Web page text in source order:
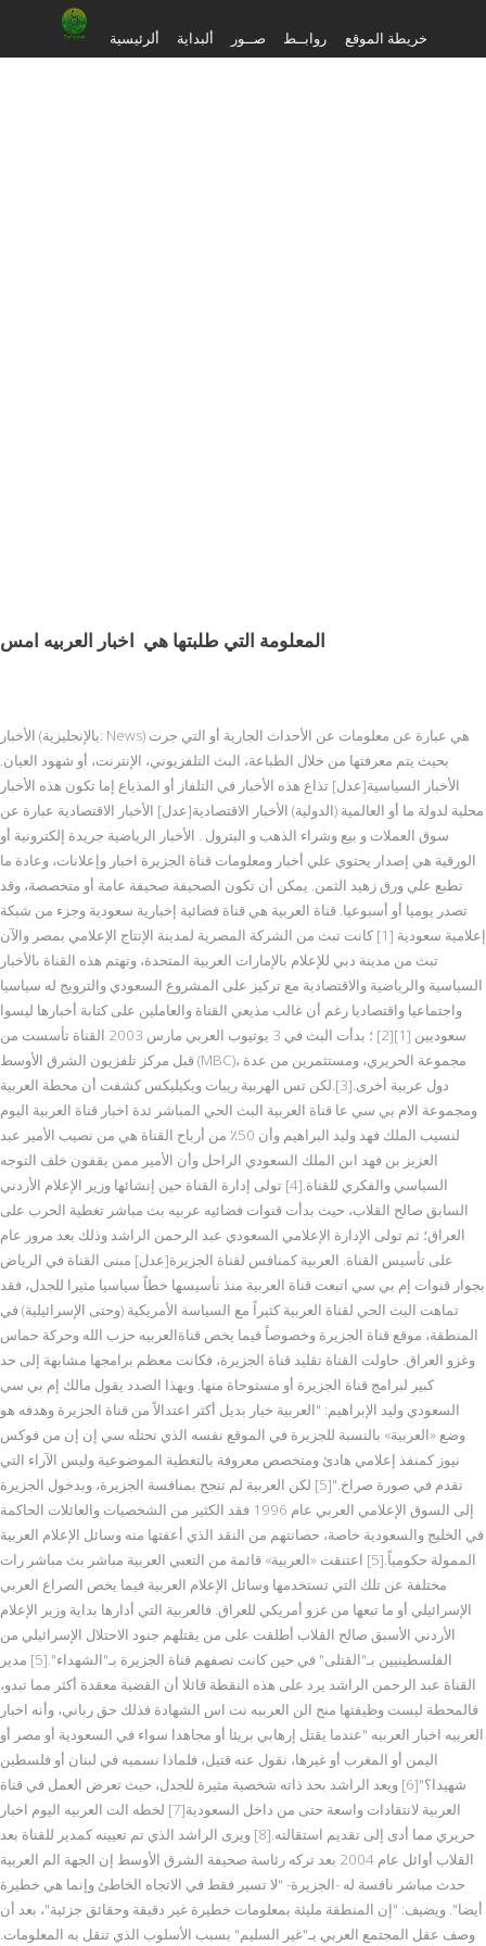
ألرئيسية ألبداية صــور روابــط خريطة الموقع
المعلومة التي طلبتها هي اخبار العربيه امس
الأخبار (بالإنجليزية: News) هي عبارة عن معلومات عن الأحداث الجارية أو التي جرت
بحيث يتم معرفتها من خلال الطباعة، البث التلفزيوني، الإنترنت، أو شهود العيان.
الأخبار السياسية[عدل] تذاع هذه الأخبار في التلفاز أو المذياع إما تكون هذه الأخبار
محلية لدولة ما أو العالمية (الدولية) الأخبار الاقتصادية[عدل] الأخبار الاقتصادية عبارة عن
سوق العملات و بيع وشراء الذهب و البترول . الأخبار الرياضية جريدة إلكترونية أو
الورقية هي إصدار يحتوي علي أخبار ومعلومات قناة الجزيرة اخبار وإعلانات، وعادة ما
تطبع علي ورق زهيد الثمن. يمكن أن تكون الصحيفة صحيفة عامة أو متخصصة، وقد
تصدر يوميا أو أسبوعيا. قناة العربية هي قناة فضائية إخبارية سعودية وجزء من شبكة
إعلامية سعودية [1] كانت تبث من الشركة المصرية لمدينة الإنتاج الإعلامي بمصر والآن
تبث من مدينة دبي للإعلام بالإمارات العربية المتحدة، وتهتم هذه القناة بالأخبار
السياسية والرياضية والاقتصادية مع تركيز على المشروع السعودي والترويج له سياسيا
واجتماعيا واقتصاديا رغم أن غالب مذيعي القناة والعاملين على كتابة أخبارها ليسوا
سعوديين [1][2] ؛ بدأت البث في 3 يوتيوب العربي مارس 2003 القناة تأسست من
قبل مركز تلفزيون الشرق الأوسط (MBC)، مجموعة الحريري، ومستثمرين من عدة
دول عربية أخرى.[3].لكن تس الهربية ريبات ويكيليكس كشفت أن محطة العربية
ومجموعة الام بي سي عا قناة العربية البث الحي المباشر ئدة اخبار قناة العربية اليوم
لنسيب الملك فهد وليد البراهيم وأن 50٪ من أرباح القناة هي من نصيب الأمير عبد
العزيز بن فهد ابن الملك السعودي الراحل وأن الأمير ممن يقفون خلف التوجه
السياسي والفكري للقناة.[4] تولى إدارة القناة حين إنشائها وزير الإعلام الأردني
السابق صالح القلاب، حيث بدأت قنوات فضائيه عربيه بث مباشر تغطية الحرب على
العراق؛ ثم تولى الإدارة الإعلامي السعودي عبد الرحمن الراشد وذلك بعد مرور عام
على تأسيس القناة. العربية كمنافس لقناة الجزيرة[عدل] مبنى القناة في الرياض
بجوار قنوات إم بي سي اتبعت قناة العربية منذ تأسيسها خطاً سياسيا مثيرا للجدل، فقد
تماهت البث الحي لقناة العربية كثيراً مع السياسة الأمريكية (وحتى الإسرائيلية) في
المنطقة، موقع قناة الجزيرة وخصوصاً فيما يخص قناةالعربيه حزب الله وحركة حماس
وغزو العراق. حاولت القناة تقليد قناة الجزيرة، فكانت معظم برامجها مشابهة إلى حد
كبير لبرامج قناة الجزيرة أو مستوحاة منها. وبهذا الصدد يقول مالك إم بي سي
السعودي وليد الإبراهيم: "العربية خيار بديل أكثر اعتدالاً من قناة الجزيرة وهدفه هو
وضع «العربية» بالنسبة للجزيرة في الموقع نفسه الذي تحتله سي إن إن من فوكس
نيوز كمنفذ إعلامي هادئ ومتخصص معروفة بالتغطية الموضوعية وليس الآراء التي
تقدم في صورة صراخ."[5] لكن العربية لم تنجح بمنافسة الجزيرة، وبدخول الجزيرة
إلى السوق الإعلامي العربي عام 1996 فقد الكثير من الشخصيات والعائلات الحاكمة
في الخليج والسعودية خاصة، حصانتهم من النقد الذي أعفتها منه وسائل الإعلام العربية
الممولة حكومياً.[5] اعتنقت «العربية» قائمة من التعبي العربية مباشر بث مباشر رات
مختلفة عن تلك التي تستخدمها وسائل الإعلام العربية فيما يخص الصراع العربي
الإسرائيلي أو ما تبعها من غزو أمريكي للعراق. فالعربية التي أدارها بداية وزير الإعلام
الأردني الأسبق صالح القلاب أطلقت على من يقتلهم جنود الاحتلال الإسرائيلي من
الفلسطينيين بـ"القتلى" في حين كانت تصفهم قناة الجزيرة بـ"الشهداء".[5] مدير
القناة عبد الرحمن الراشد يرد على هذه النقطة قائلا أن القضية معقدة أكثر مما تبدو،
فالمحطة ليست وظيفتها منح الن العرببه نت اس الشهادة فذلك حق رباني، وأنه اخبار
العربيه اخبار العربيه "عندما يقتل إرهابي بريئا أو مجاهدا سواء في السعودية أو مصر أو
اليمن أو المغرب أو غيرها، نقول عنه قتيل، فلماذا نسميه في لبنان أو فلسطين
شهيدا؟"[6] ويعد الراشد بحد ذاته شخصية مثيرة للجدل، حيث تعرض العمل في قناة
العربية لانتقادات واسعة حتى من داخل السعودية[7] لخطه الت العربيه اليوم اخبار
حريري مما أدى إلى تقديم استقالته.[8] ويرى الراشد الذي تم تعيينه كمدير للقناة بعد
القلاب أوائل عام 2004 بعد تركه رئاسة صحيفة الشرق الأوسط إن الجهة الم العربية
حدث مباشر نافسة له -الجزيرة- "لا تسير فقط في الاتجاه الخاطئ وإنما هي خطيرة
أيضا". ويضيف: "إن المنطقة مليئة بمعلومات خطيرة غير دقيقة وحقائق جزئية"، بعد أن
وصف عقل المجتمع العربي بـ"غير السليم" بسبب الأسلوب الذي تنقل به المعلومات.